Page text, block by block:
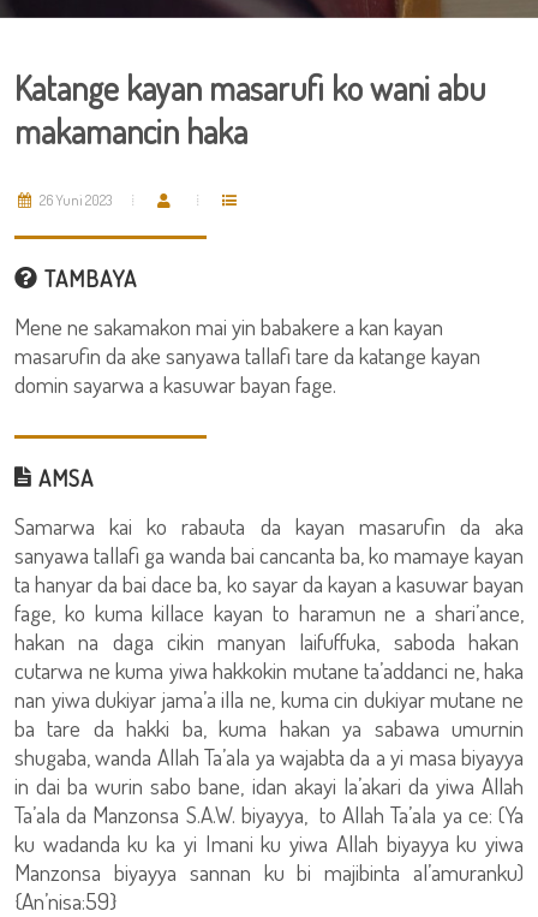
Katange kayan masarufi ko wani abu
makamancin haka
26 Yuni 2023
TAMBAYA
Mene ne sakamakon mai yin babakere a kan kayan
masarufin da ake sanyawa tallafi tare da katange kayan
domin sayarwa a kasuwar bayan fage.
AMSA
Samarwa kai ko rabauta da kayan masarufin da aka
sanyawa tallafi ga wanda bai cancanta ba, ko mamaye kayan
ta hanyar da bai dace ba, ko sayar da kayan a kasuwar bayan
fage, ko kuma killace kayan to haramun ne a shari’ance,
hakan na daga cikin manyan laifuffuka, saboda hakan
cutarwa ne kuma yiwa hakkokin mutane ta’addanci ne, haka
nan yiwa dukiyar jama’a illa ne, kuma cin dukiyar mutane ne
ba tare da hakki ba, kuma hakan ya sabawa umurnin
shugaba, wanda Allah Ta’ala ya wajabta da a yi masa biyayya
in dai ba wurin sabo bane, idan akayi la’akari da yiwa Allah
Ta’ala da Manzonsa S.A.W. biyayya, to Allah Ta’ala ya ce: (Ya
ku wadanda ku ka yi Imani ku yiwa Allah biyayya ku yiwa
Manzonsa biyayya sannan ku bi majibinta al’amuranku)
{An’nisa:59}